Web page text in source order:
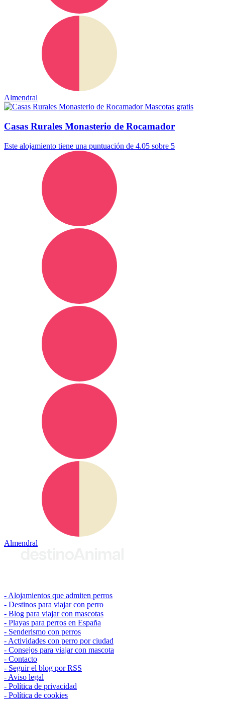
Almendral
Mascotas gratis
Casas Rurales Monasterio de Rocamador
Este alojamiento tiene una puntuación de 4.05 sobre 5
Almendral
Alojamientos que admiten perros
Destinos para viajar con perro
Blog para viajar con mascotas
Playas para perros en España
Senderismo con perros
Actividades con perro por ciudad
Consejos para viajar con mascota
Contacto
Seguir el blog por RSS
Aviso legal
Política de privacidad
Política de cookies